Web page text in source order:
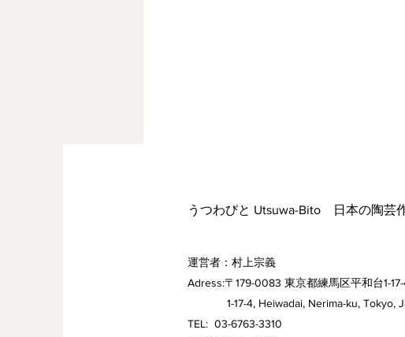
うつわびと Utsuwa-Bito 日本の陶芸
運営者：村上宗義
Adress:〒179-0083 東京都練馬区平和台1-
1-17-4, Heiwadai, Nerima-ku, Tokyo,
TEL: 03-6763-3310